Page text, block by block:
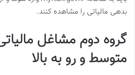
بدهی مالیاتی را مشاهده کنند.
گروه دوم مشاغل
متوسط و رو به بالا